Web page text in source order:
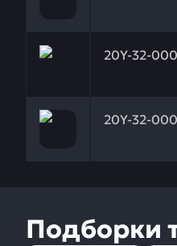
20Y-32-
Заказывая запчасти
20Y-32-
Заказывая запчасти
Подборки